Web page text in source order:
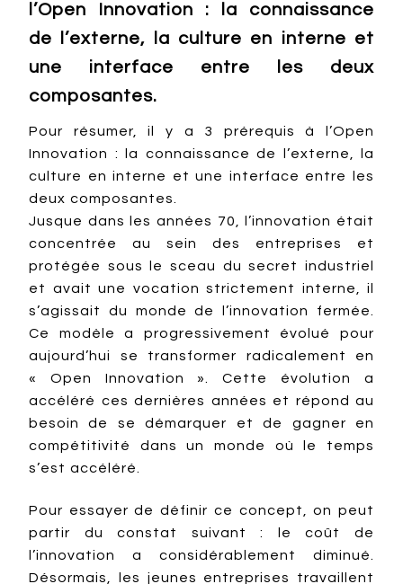
l’Open Innovation : la connaissance
de l’externe, la culture en interne et
une interface entre les deux
composantes.
Pour résumer, il y a 3 prérequis à l’Open
Innovation : la connaissance de l’externe, la
culture en interne et une interface entre les
deux composantes.
Jusque dans les années 70, l’innovation était
concentrée au sein des entreprises et
protégée sous le sceau du secret industriel
et avait une vocation strictement interne, il
s’agissait du monde de l’innovation fermée.
Ce modèle a progressivement évolué pour
aujourd’hui se transformer radicalement en
« Open Innovation ». Cette évolution a
accéléré ces dernières années et répond au
besoin de se démarquer et de gagner en
compétitivité dans un monde où le temps
s’est accéléré.
Pour essayer de définir ce concept, on peut
partir du constat suivant : le coût de
l’innovation a considérablement diminué.
Désormais, les jeunes entreprises travaillent